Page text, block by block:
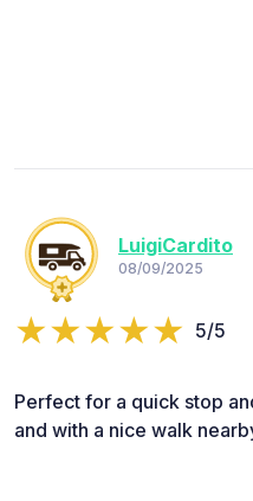
LuigiCardito
08/09/2025
5/5
Perfect for a quick stop
and with a nice walk